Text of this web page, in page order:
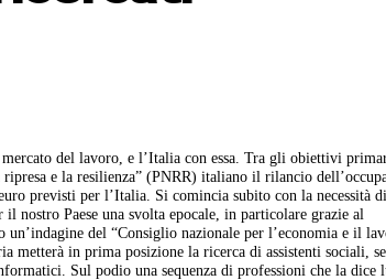
del lavoro, e l’Italia con essa. Tra gli obiettivi
e la resilienza” (PNRR) italiano il rilancio
previsti per l’Italia. Si comincia subito con la necessità
nostro Paese una svolta epocale, in particolare grazie al
del “Consiglio nazionale per l’economia e il
in prima posizione la ricerca di assistenti sociali,
Sul podio una sequenza di professioni che la dice